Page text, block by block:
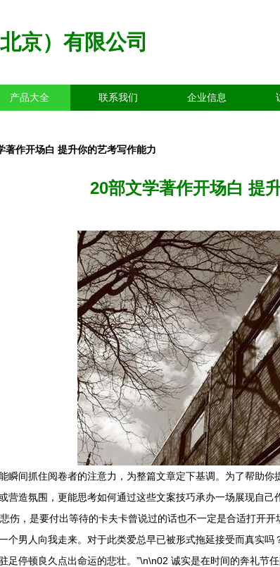
京）有限公司
产品大全 联系我们 企业信息
著作开场白 提升你的艺考写作能力
20部文学著作开场白 提
瞬间抓住阅卷者的注意力，为整篇文章定下基调。为了帮助
营造氛围，更能思考如何通过这些文案技巧承办一场展现自
伤，是要付出等待的卡夫卡曾说过的话也不一定是合适打开
个男人向我走来。对于此类爱总早已被形式拖延接受而真实
足停顿良久点出命运的悲壮。”\n\n02 诚实是在时间的奔礼